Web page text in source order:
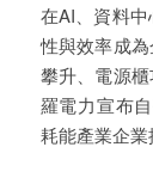
在AI、資料
性與效率成
攀升、電源
羅電力宣布
耗能產業企業